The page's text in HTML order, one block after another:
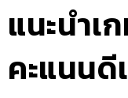
แนะนำเ
คะแนนดี